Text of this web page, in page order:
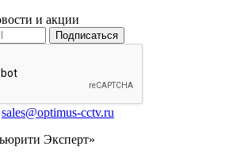
и акции
Подписаться
sales@optimus-cctv.ru
Эксперт»